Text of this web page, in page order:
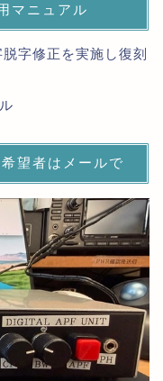
マニュアル
字修正を実施し復刻
望者はメールで